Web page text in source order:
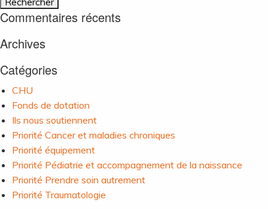
Commentaires récents
Archives
Catégories
CHU
Fonds de dotation
Ils nous soutiennent
Priorité Cancer et maladies chroniques
Priorité équipement
Priorité Pédiatrie et accompagnement de la naissance
Priorité Prendre soin autrement
Priorité Traumatologie